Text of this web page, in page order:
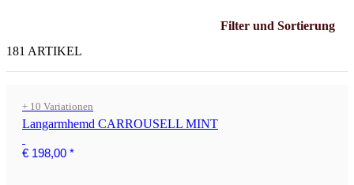
Filter und Sortierung
181 ARTIKEL
+ 10 Variationen
Langarmhemd CARROUSELL MINT
€ 198,00 *